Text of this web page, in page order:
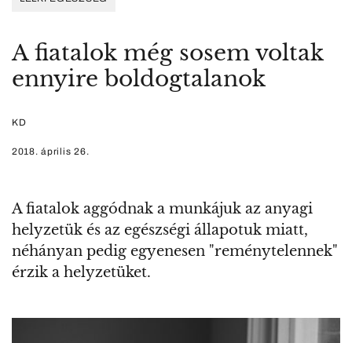
A fiatalok még sosem voltak
ennyire boldogtalanok
KD
2018. április 26.
A fiatalok aggódnak a munkájuk az anyagi
helyzetük és az egészségi állapotuk miatt,
néhányan pedig egyenesen "reménytelennek"
érzik a helyzetüket.